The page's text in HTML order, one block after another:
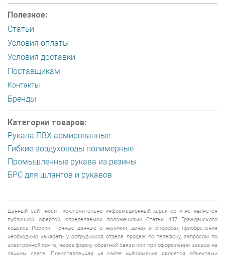
Полезное:
Статьи
Условия оплаты
Условия доставки
Поставщикам
Контакты
Бренды
Категории товаров:
Рукава ПВХ армированные
Гибкие воздуховоды полимерные
Промышленные рукава из резины
БРС для шлангов и рукавов
Данный сайт носит исключительно информационный характер и не является
публичной офертой, определяемой положениями Статьи 437 Гражданского
кодекса России. Точные данные о наличии, ценах и способах приобретения
необходимо узнавать у сотрудников отдела продаж по телефону, запросом по
электронной почте, через форму обратной связи или при оформлении заказа на